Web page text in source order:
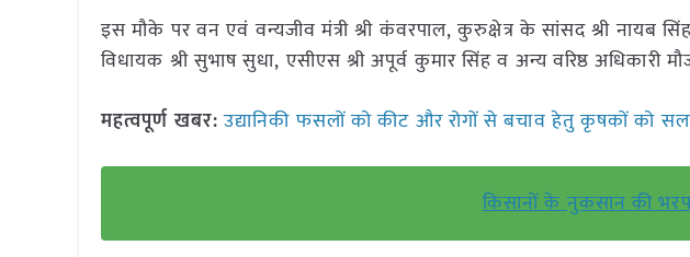
इस मौके पर वन एवं वन्यजीव मंत्री श्री कंवरपाल, कुरुक्षेत्र के सांसद श्री नायब
विधायक श्री सुभाष सुधा, एसीएस श्री अपूर्व कुमार सिंह व अन्य वरिष्ठ अधिकारी
महत्वपूर्ण खबर: उद्यानिकी फसलों को कीट और रोगों से बचाव हेतु कृषकों को
किसानों के नुकसान की